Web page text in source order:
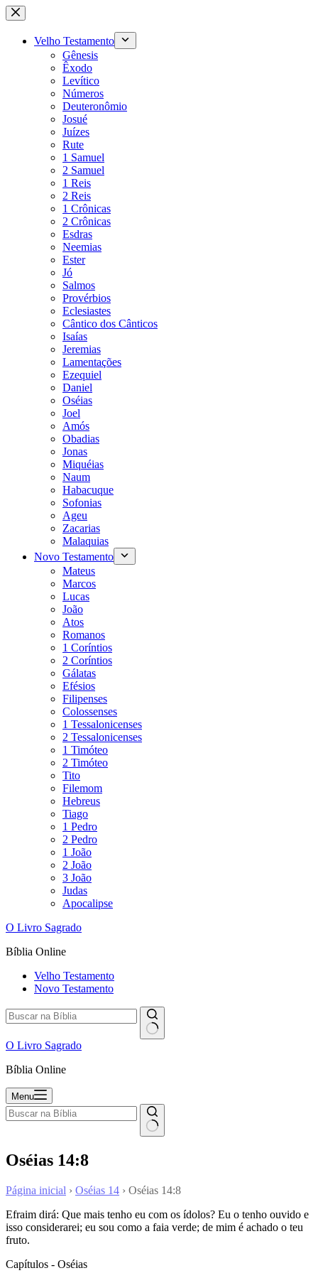
Pular
para
conteúdo
Velho Testamento
Gênesis
Êxodo
Levítico
Números
Deuteronômio
Josué
Juízes
Rute
1 Samuel
2 Samuel
1 Reis
2 Reis
1 Crônicas
2 Crônicas
Esdras
Neemias
Ester
Jó
Salmos
Provérbios
Eclesiastes
Cântico dos Cânticos
Isaías
Jeremias
Lamentações
Ezequiel
Daniel
Oséias
Joel
Amós
Obadias
Jonas
Miquéias
Naum
Habacuque
Sofonias
Ageu
Zacarias
Malaquias
Novo Testamento
Mateus
Marcos
Lucas
João
Atos
Romanos
1 Coríntios
2 Coríntios
Gálatas
Efésios
Filipenses
Colossenses
1 Tessalonicenses
2 Tessalonicenses
1 Timóteo
2 Timóteo
Tito
Filemom
Hebreus
Tiago
1 Pedro
2 Pedro
1 João
2 João
3 João
Judas
Apocalipse
O Livro Sagrado
Bíblia Online
Velho Testamento
Novo Testamento
O Livro Sagrado
Bíblia Online
Menu
Oséias 14:8
Página inicial › Oséias 14 › Oséias 14:8
Efraim dirá: Que mais tenho eu com os ídolos? Eu o tenho ouvido e
isso considerarei; eu sou como a faia verde; de mim é achado o teu
fruto.
Capítulos - Oséias